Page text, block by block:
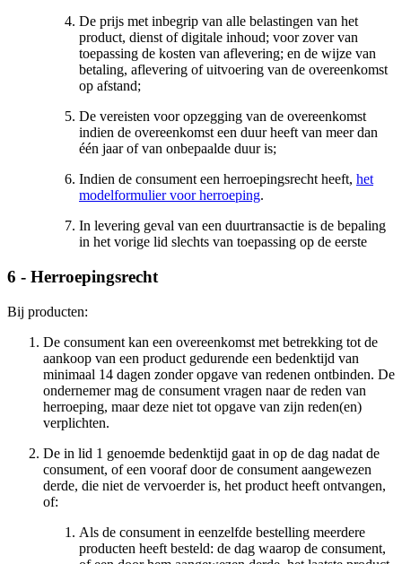
De prijs met inbegrip van alle belastingen van het
product, dienst of digitale inhoud; voor zover van
toepassing de kosten van aflevering; en de wijze van
betaling, aflevering of uitvoering van de overeenkomst
op afstand;
De vereisten voor opzegging van de overeenkomst
indien de overeenkomst een duur heeft van meer dan
één jaar of van onbepaalde duur is;
Indien de consument een herroepingsrecht heeft, het
modelformulier voor herroeping.
In levering geval van een duurtransactie is de bepaling
in het vorige lid slechts van toepassing op de eerste
6 - Herroepingsrecht
Bij producten:
De consument kan een overeenkomst met betrekking tot de
aankoop van een product gedurende een bedenktijd van
minimaal 14 dagen zonder opgave van redenen ontbinden. De
ondernemer mag de consument vragen naar de reden van
herroeping, maar deze niet tot opgave van zijn reden(en)
verplichten.
De in lid 1 genoemde bedenktijd gaat in op de dag nadat de
consument, of een vooraf door de consument aangewezen
derde, die niet de vervoerder is, het product heeft ontvangen,
of:
Als de consument in eenzelfde bestelling meerdere
producten heeft besteld: de dag waarop de consument,